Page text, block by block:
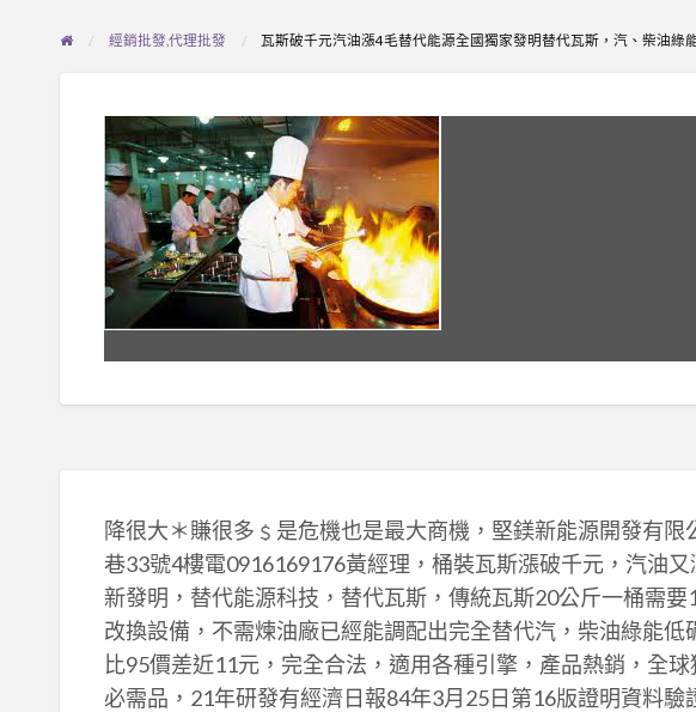
經銷批發,代理批發 瓦斯破千元汽油漲4毛替代能源全國獨家發明替代瓦斯，汽、柴油
降很大＊賺很多﹩是危機也是最大商機，堅鎂新能源開發有
巷33號4樓電0916169176黃經理，桶裝瓦斯漲破千元，汽油
新發明，替代能源科技，替代瓦斯，傳統瓦斯20公斤一桶需
改換設備，不需煉油廠已經能調配出完全替代汽，柴油綠能
比95價差近11元，完全合法，適用各種引擎，產品熱銷，全
必需品，21年研發有經濟日報84年3月25日第16版證明資料驗